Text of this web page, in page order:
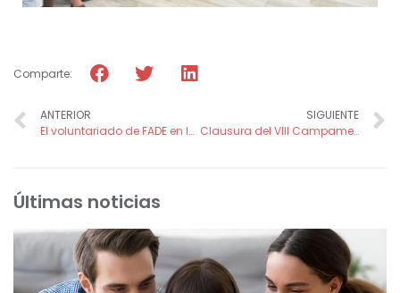
Comparte:
ANTERIOR
El voluntariado de FADE en la URF (Unidad de Recuperación Funcional) del Hospital Santa María del Rosell
SIGUIENTE
Clausura del VIII Campamento Urbano con la participación de 31 menores
Últimas noticias